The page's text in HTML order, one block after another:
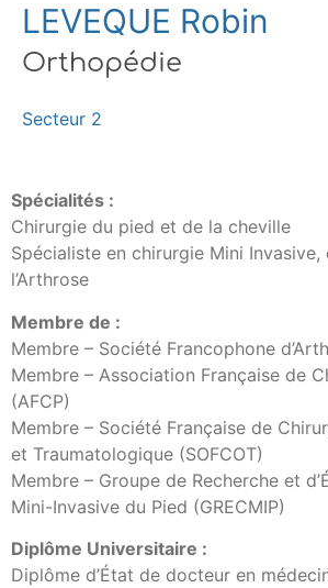
LEVEQUE Robin
Orthopédie
Secteur 2
Spécialités :
Chirurgie du pied et de la cheville
Spécialiste en chirurgie Mini
l’Arthrose
Membre de :
Membre – Société Francophone
Membre – Association Française de
(AFCP)
Membre – Société Française de
et Traumatologique (SOFCOT)
Membre – Groupe de Recherche et
Mini-Invasive du Pied (GRECMIP)
Diplôme Universitaire :
Diplôme d’État de docteur en